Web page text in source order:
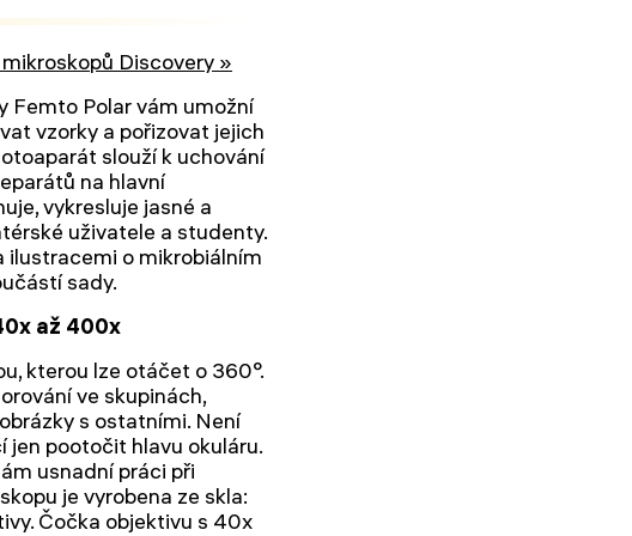
Discovery »
Femto Polar vám umožní
vzorky a pořizovat jejich
slouží k uchování
na hlavní
vykresluje jasné a
uživatele a studenty.
ilustracemi o mikrobiálním
sady.
až 400x
kterou lze otáčet o 360°.
ve skupinách,
s ostatními. Není
pootočit hlavu okuláru.
usnadní práci při
je vyrobena ze skla:
Čočka objektivu s 40x